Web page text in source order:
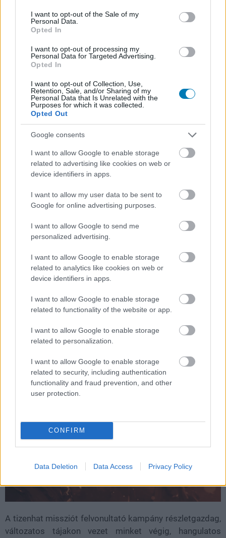
consent section.
I want to opt-out of the Sale of my
Personal Data.
Opted In
I want to opt-out of processing my
Personal Data for Targeted Advertising.
Opted In
I want to opt-out of Collection, Use,
Retention, Sale, and/or Sharing of my
Personal Data that Is Unrelated with the
Purposes for which it was collected.
Opted Out
Google consents
I want to allow Google to enable storage
related to advertising like cookies on web or
device identifiers in apps.
I want to allow my user data to be sent to
Google for online advertising purposes.
I want to allow Google to send me
personalized advertising.
I want to allow Google to enable storage
related to analytics like cookies on web or
device identifiers in apps.
I want to allow Google to enable storage
related to functionality of the website or app.
I want to allow Google to enable storage
related to personalization.
I want to allow Google to enable storage
related to security, including authentication
functionality and fraud prevention, and other
user protection.
CONFIRM
Data Deletion Data Access Privacy Policy
a csapatalapú, kis léptékű, valós idejű harcokra megy rá,
miközben nyomokban tartalmaz bázisépítős/elfoglalós
mechanikákat is.
The Valiant tehát egyszerre célozza meg két műfaj
játékostáborát is a kedvenceik erősségeinek
összeolvasztásával, a kísérlet érdekes, de csiszolásra
szoruló eredménnyel járt.
Egy életem, egy halálom
A 13. században járunk, amikor is a hősies lovag,
Theoderich keresztes hadjáratban vesz részt pajtása,
Ulrich társaságában - legalábbis addig, amíg társa rá
nem lel egy titokzatos szent tárgyra, ami onnantól
csak Középföldén járva az Egy Gyűrűre bukkant volna rá.
A hollywoodi filmekből már felkészülhettünk rá, hogy mi
következik ezután, és a történet pontosan azt tartogatja
számunkra. Ugrunk az időben, Theoderichet pedig
rádöbbentik arra, hogy csakis ő akadályozhatja meg,
másik két darabját is, és halandó ésszel felfoghatatlan
erőre tegyen szert. Theoderich a mi irányításunkkal
gyürkőzik neki az embert próbáló feladatnak,
szerencsére minél több területen fordul meg, annál több
megnyernie az ügyének.
A tizenhat missziót felvonultató kampány részletgazdag,
változatos tájakon vezet minket végig, hangulatos